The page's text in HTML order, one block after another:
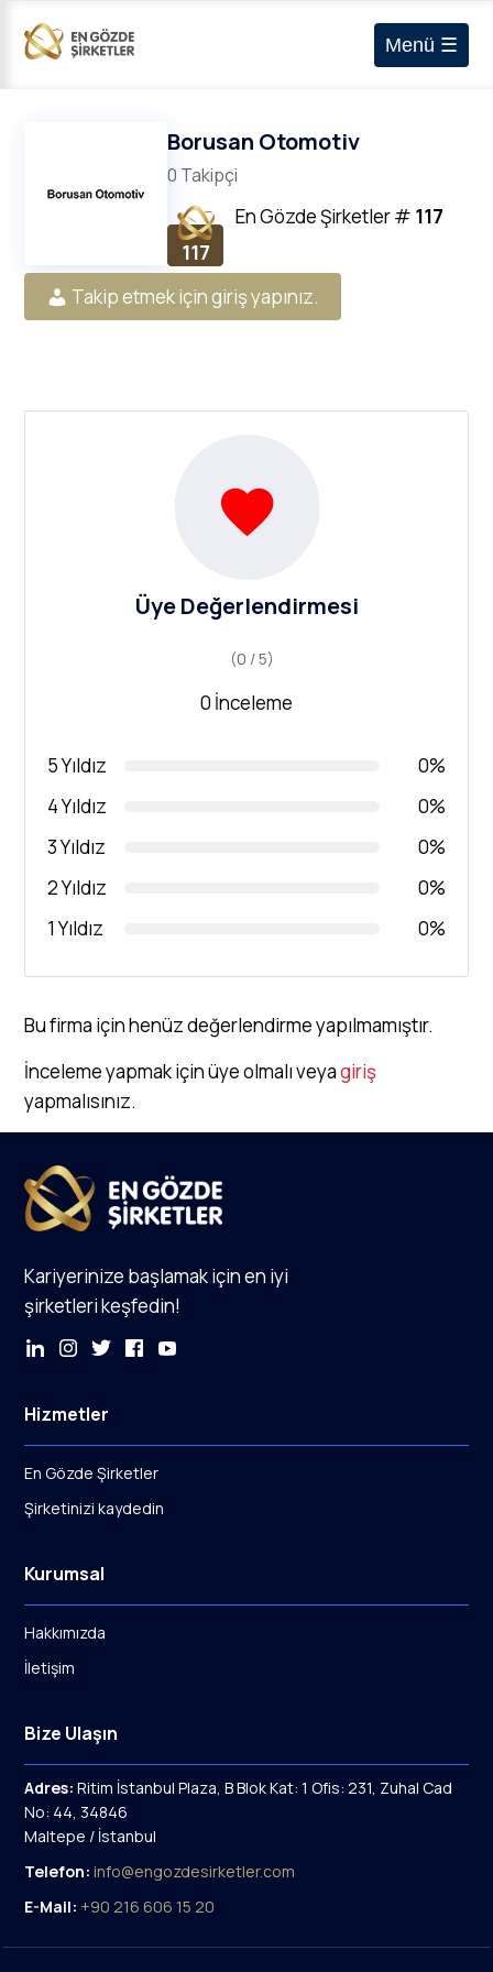
Menü ☰
Borusan Otomotiv
0 Takipçi
117
En Gözde Şirketler# 117
Takip etmek için giriş yapınız.
Üye Değerlendirmesi
(0 / 5)
0 İnceleme
5 Yıldız
0%
4 Yıldız
0%
3 Yıldız
0%
2 Yıldız
0%
1 Yıldız
0%
Bu firma için henüz değerlendirme yapılmamıştır.
İnceleme yapmak için üye olmalı veyagiriş
yapmalısınız.
Kariyerinize başlamak için en iyi
şirketleri keşfedin!
Hizmetler
En Gözde Şirketler
Şirketinizi kaydedin
Kurumsal
Hakkımızda
İletişim
Bize Ulaşın
Adres: Ritim İstanbul Plaza, B Blok Kat: 1 Ofis: 231, Zuhal Cad
No: 44, 34846
Maltepe / İstanbul
Telefon: info@engozdesirketler.com
E-Mail: +90 216 606 15 20